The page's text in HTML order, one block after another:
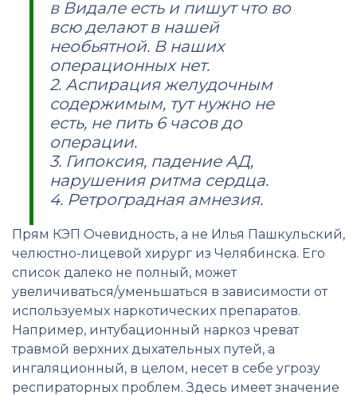
в Видале есть и пишут что во
всю делают в нашей
необьятной. В наших
операционных нет.
2. Аспирация желудочным
содержимым, тут нужно не
есть, не пить 6 часов до
операции.
3. Гипоксия, падение АД,
нарушения ритма сердца.
4. Ретроградная амнезия.
Прям КЭП Очевидность, а не Илья Пашкульский,
челюстно-лицевой хирург из Челябинска. Его
список далеко не полный, может
увеличиваться/уменьшаться в зависимости от
используемых наркотических препаратов.
Например, интубационный наркоз чреват
травмой верхних дыхательных путей, а
ингаляционный, в целом, несет в себе угрозу
респираторных проблем. Здесь имеет значение